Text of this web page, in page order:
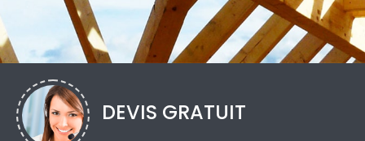
DEVIS GRATUIT